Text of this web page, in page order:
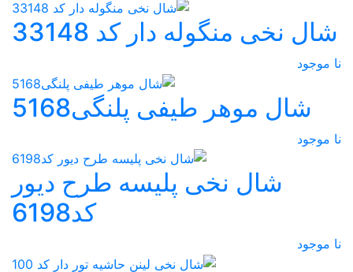
شال نخی منگوله دار کد 33148
نا موجود
شال موهر طیفی پلنگی5168
نا موجود
شال نخی پلیسه طرح دیور
کد6198
نا موجود